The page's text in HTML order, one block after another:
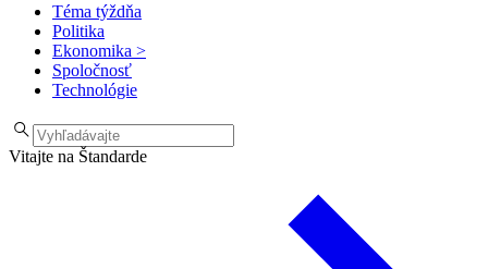
Téma týždňa
Politika
Ekonomika >
Spoločnosť
Technológie
Vitajte na Štandarde